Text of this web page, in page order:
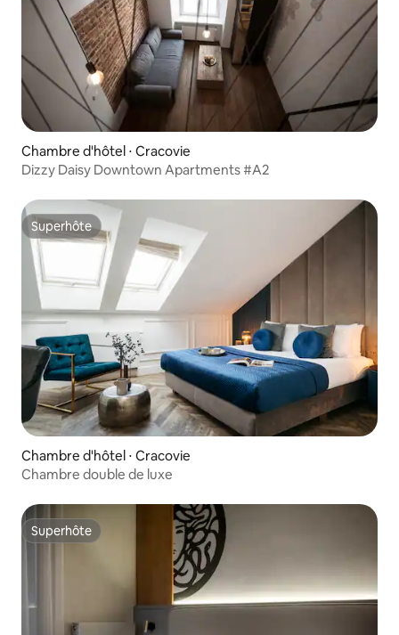
Chambre d'hôtel ⋅ Cracovie
Dizzy Daisy Downtown Apartments #A2
Superhôte
Superhôte
Chambre d'hôtel ⋅ Cracovie
Chambre double de luxe
Superhôte
Superhôte